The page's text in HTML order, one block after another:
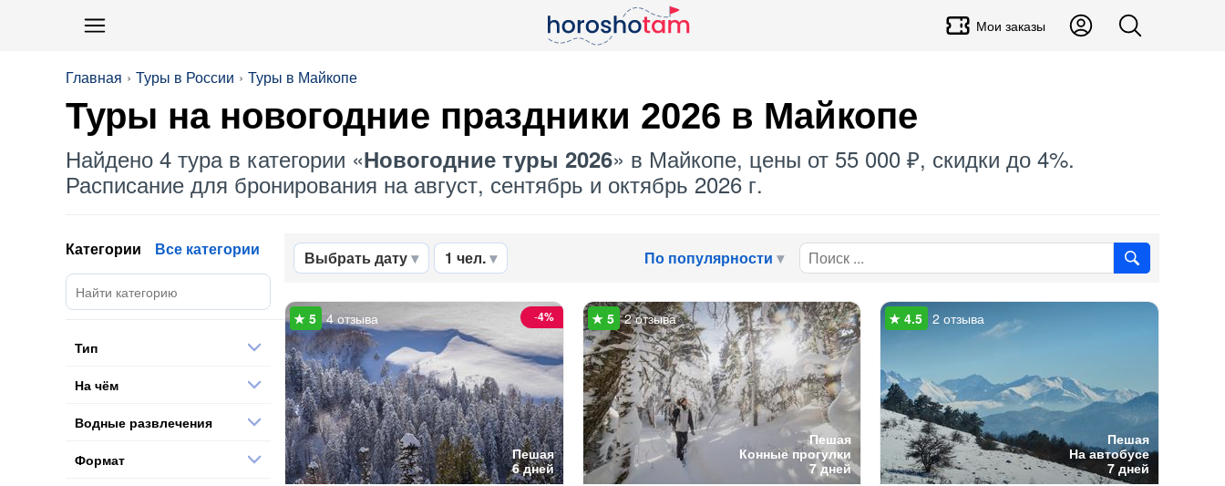
Мои заказы
Главная Туры в России Туры в Майкопе
Туры на новогодние праздники 2026 в Майкопе
Найдено 4 тура в категории «Новогодние туры 2026» в Майкопе, цены от 55 000 ₽, скидки до 4%.
Расписание для бронирования на август, сентябрь и октябрь 2026 г.
Выбрать дату 1 чел. По популярности
Пешая
6 дней
-4%
4 отзыва
Пешая
Конные прогулки
7 дней
2 отзыва
Пешая
На автобусе
7 дней
2 отзыва
Категории Все категории
Тип
На чём
Водные развлечения
Формат